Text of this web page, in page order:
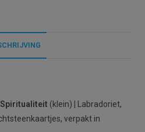
Spiritualiteit (klein)
Labradoriet,
verpakt in